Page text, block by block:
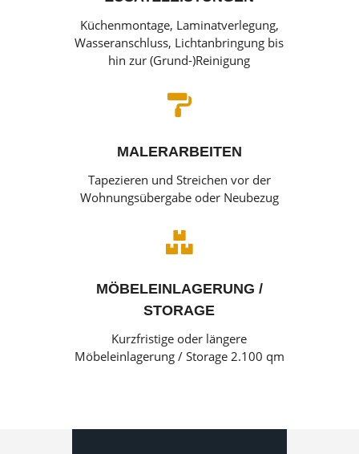
Küchenmontage, Laminatverlegung,
Wasseranschluss, Lichtanbringung bis
hin zur (Grund-)Reinigung

MALERARBEITEN
Tapezieren und Streichen vor der
Wohnungsübergabe oder Neubezug

MÖBELEINLAGERUNG /
STORAGE
Kurzfristige oder längere
Möbeleinlagerung / Storage 2.100 qm